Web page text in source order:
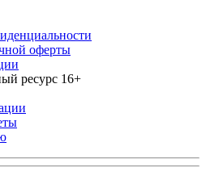
оферты
ресурс 16+